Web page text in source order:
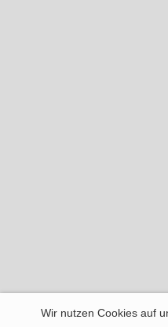
Wir nutzen Cookies auf